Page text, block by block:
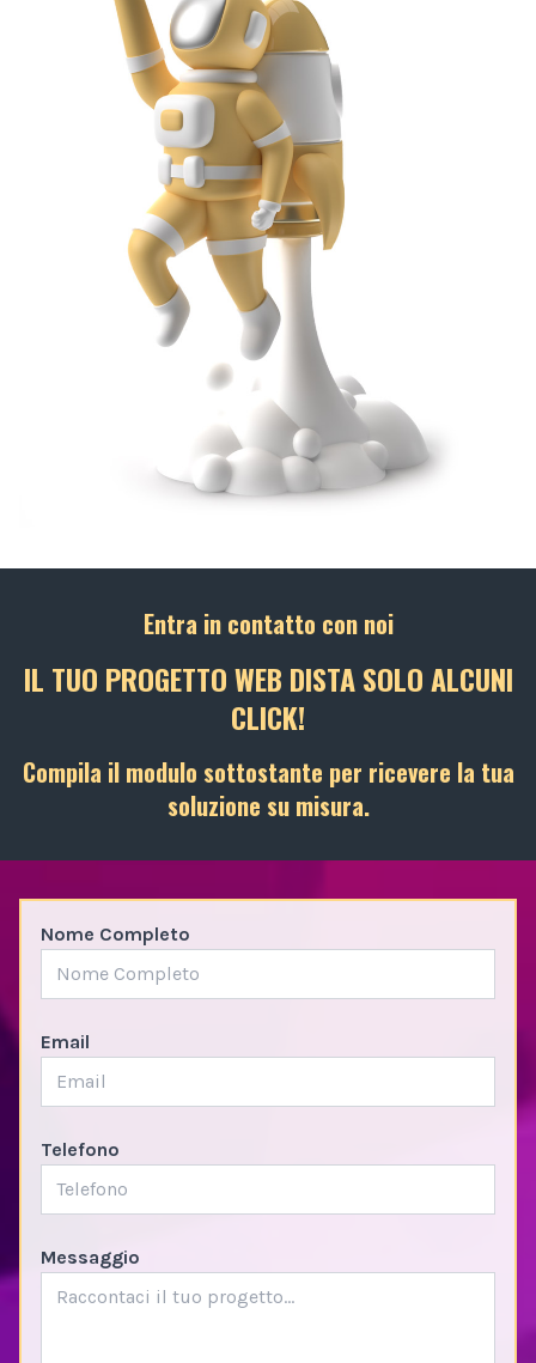
Entra in contatto con noi
IL TUO PROGETTO WEB DISTA SOLO ALCUNI
CLICK!
Compila il modulo sottostante per ricevere la tua
soluzione su misura.
Nome Completo
Email
Telefono
Messaggio